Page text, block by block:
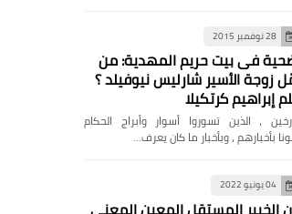
28 نوفمبر 2015
فى بيت حريم المهدية: من
زوجة الأسير شارليس نيوفيلد ؟
إبراهيم كرتكيلا
، الذين تسوروا أسوار وأبراج الحكام
بأخبارهم ، وبأخبار ما كان يعرف…
04 يونيو 2022